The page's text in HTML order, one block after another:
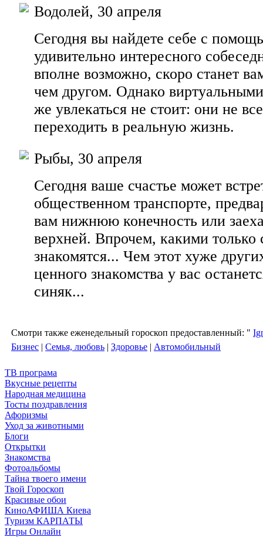
Водолей, 30 апреля
Сегодня вы найдете себе с
удивительно интересного
вполне возможно, скоро станет
чем другом. Однако
же увлекаться не стоит: они не
переходить в реальную жизнь.
Рыбы, 30 апреля
Сегодня ваше счастье может
общественном транспорте,
вам нижнюю конечность или
верхней. Впрочем, какими
знакомятся... Чем этот хуже
ценного знакомства у вас
синяк...
Смотри также еженедельный гороскоп предоставленный: "
Бизнес | Семья, любовь | Здоровье | Автомобильный
ТВ програма
Вкусные рецепты
Народная медицина
Тосты поздравления
Афоризмы
Уход за животными
Блоги
Открытки
Знакомства
Фотоальбомы
Тайна твоего имени
Твой Гороскоп
Красивые обои
КиноАФИША Киева
Туризм КАРПАТЫ
Игры Онлайн